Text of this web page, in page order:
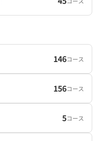
146コース
156コース
5コース